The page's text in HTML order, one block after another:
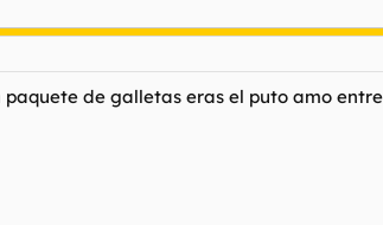
de galletas eras el puto amo